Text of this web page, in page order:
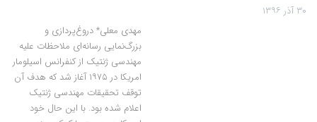
۳۰ آذر ۱۳۹۶
مهدی معلی* دروغ‌پردازی و
بزرگ‌نمایی رسانه‌ای ملاحظات علیه
مهندسی ژنتیک از کنفرانس اسیلومار
امریکا در ۱۹۷۵ آغاز شد که هدف آن
توقف تحقیقات مهندسی ژنتیک
اعلام شده بود. با این حال خود